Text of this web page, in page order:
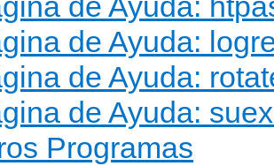
de Ayuda:
de Ayuda:
de Ayuda:
Programas